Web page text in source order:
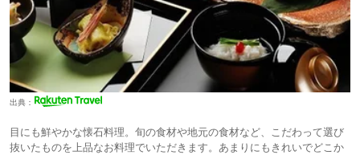
出典：
目にも鮮やかな懐石料理。旬の食材や地元の食材など、こだわって選び
抜いたものを上品なお料理でいただきます。あまりにもきれいでどこか